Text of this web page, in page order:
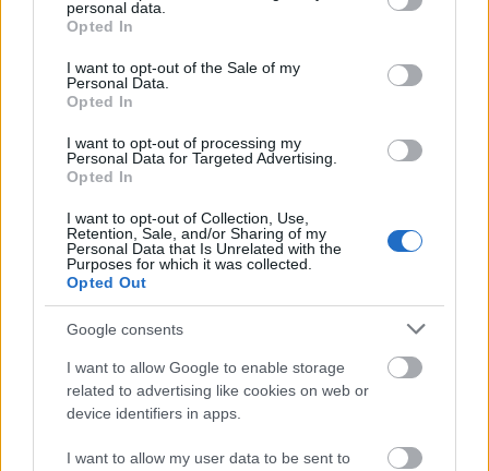
grant or deny consent to Google and its third-party tags to
use your data for below specified purposes in below Google
consent section.
personal data.
Opted In
I want to opt-out of the Sale of my
Personal Data.
Opted In
I want to opt-out of processing my
Personal Data for Targeted Advertising.
Opted In
I want to opt-out of Collection, Use,
Retention, Sale, and/or Sharing of my
Personal Data that Is Unrelated with the
Purposes for which it was collected.
Opted Out
Google consents
I want to allow Google to enable storage
related to advertising like cookies on web or
device identifiers in apps.
I want to allow my user data to be sent to
A törteli tanítónő, könyvtáros Határ
Ilona – Ex libris gyűjtők,
gyűjtemények. 33. rész
Munkák és napok – és kincsek. 99. rész
nemzetikonyvtar• 2023. április 11.